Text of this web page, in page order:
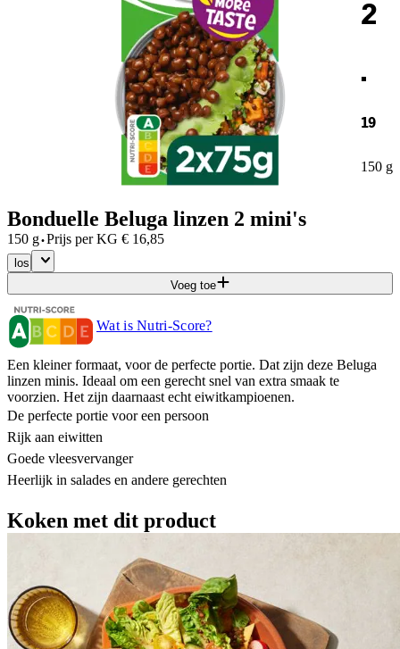
2
.
19
150 g
Bonduelle Beluga linzen 2 mini's
150 g·Prijs per KG € 16,85
los
Voeg toe
Wat is Nutri-Score?
Een kleiner formaat, voor de perfecte portie. Dat zijn deze Beluga
linzen minis. Ideaal om een gerecht snel van extra smaak te
voorzien. Het zijn daarnaast echt eiwitkampioenen.
De perfecte portie voor een persoon
Rijk aan eiwitten
Goede vleesvervanger
Heerlijk in salades en andere gerechten
Koken met dit product